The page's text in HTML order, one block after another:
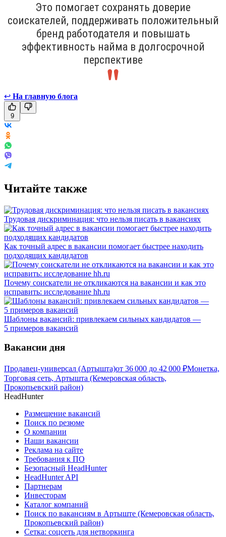
Это помогает сохранять доверие
соискателей, поддерживать положительный
бренд работодателя и повышать
эффективность найма в долгосрочной
перспективе
↩ На главную блога
9
Читайте также
Трудовая дискриминация: что нельзя писать в вакансиях
Как точный адрес в вакансии помогает быстрее находить
подходящих кандидатов
Почему соискатели не откликаются на вакансии и как это
исправить: исследование hh.ru
Шаблоны вакансий: привлекаем сильных кандидатов —
5 примеров вакансий
Вакансии дня
Продавец-универсал (Артышта)от 36 000 до 42 000 ₽Монетка,
Торговая сеть, Артышта (Кемеровская область,
Прокопьевский район)
HeadHunter
Размещение вакансий
Поиск по резюме
О компании
Наши вакансии
Реклама на сайте
Требования к ПО
Безопасный HeadHunter
HeadHunter API
Партнерам
Инвесторам
Каталог компаний
Поиск по вакансиям в Артыште (Кемеровская область,
Прокопьевский район)
Сетка: соцсеть для нетворкинга